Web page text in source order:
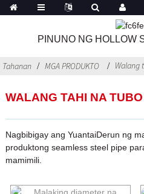
PINUNO NG HOLLOW
Tahanan MGA PRODUKTO Walang
WALANG TAHI NA TUBO
Nagbibigay ang YuantaiDerun ng
produktong seamless steel pipe
mamimili.